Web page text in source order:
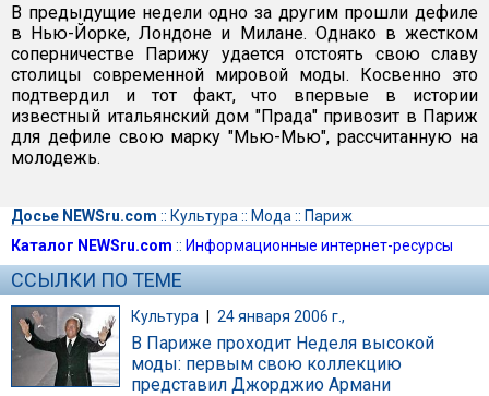
В предыдущие недели одно за другим прошли дефиле
в Нью-Йорке, Лондоне и Милане. Однако в жестком
соперничестве Парижу удается отстоять свою славу
столицы современной мировой моды. Косвенно это
подтвердил и тот факт, что впервые в истории
известный итальянский дом "Прада" привозит в Париж
для дефиле свою марку "Мью-Мью", рассчитанную на
молодежь.
Досье NEWSru.com :: Культура :: Мода :: Париж
Каталог NEWSru.com :: Информационные интернет-ресурсы
ССЫЛКИ ПО ТЕМЕ
Культура | 24 января 2006 г.,
В Париже проходит Неделя высокой
моды: первым свою коллекцию
представил Джорджио Армани